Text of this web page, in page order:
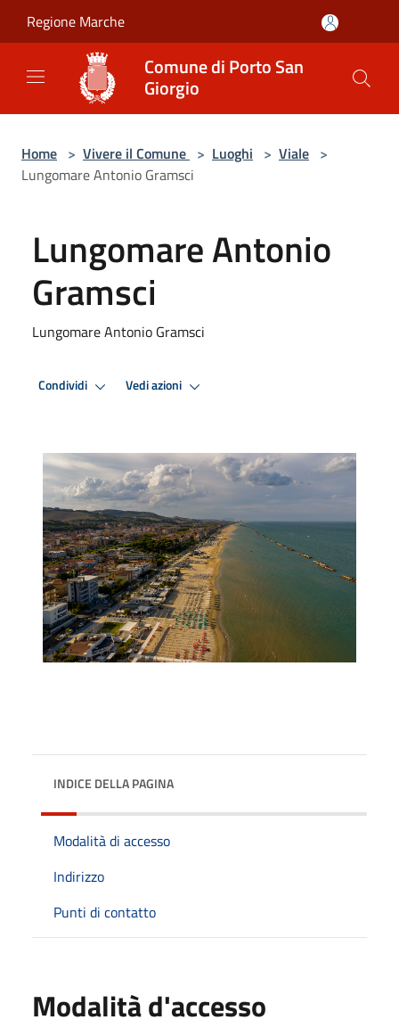
Regione Marche
Comune di Porto San
Giorgio
Home > Vivere il Comune > Luoghi > Viale >
Lungomare Antonio Gramsci
Lungomare Antonio
Gramsci
Lungomare Antonio Gramsci
Condividi Vedi azioni
INDICE DELLA PAGINA
Modalità di accesso
Indirizzo
Punti di contatto
Modalità d'accesso